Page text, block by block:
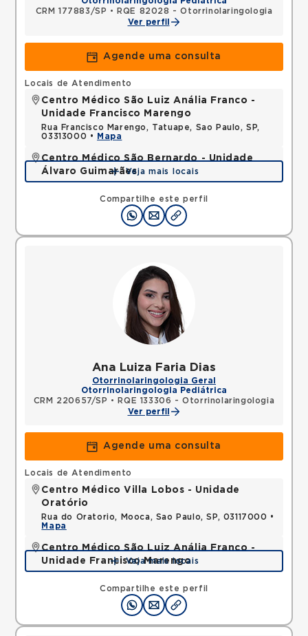
CRM 177883/SP •
RQE 82028 - Otorrinolaringologia
Ver perfil
Agende uma consulta
Compartilhe este perfil
Locais de Atendimento
Centro Médico São Luiz Anália Franco -
Unidade Francisco Marengo
Rua Francisco Marengo, Tatuape, Sao Paulo, SP,
03313000 •
Mapa
Centro Médico São Bernardo - Unidade
Álvaro Guimarães
Avenida Alvaro Guimaraes, Assuncao, Sao Bernardo
do Campo, SP, 09810010 •
Mapa
Veja mais locais
Ana Luiza Faria Dias
Otorrinolaringologia Geral
Otorrinolaringologia Pediátrica
CRM 220657/SP •
RQE 133306 - Otorrinolaringologia
Ver perfil
Agende uma consulta
Compartilhe este perfil
Locais de Atendimento
Centro Médico Villa Lobos - Unidade
Oratório
Rua do Oratorio, Mooca, Sao Paulo, SP, 03117000 •
Mapa
Centro Médico São Luiz Anália Franco -
Unidade Francisco Marengo
Rua Francisco Marengo, Tatuape, Sao Paulo, SP,
Mapa
Veja mais locais